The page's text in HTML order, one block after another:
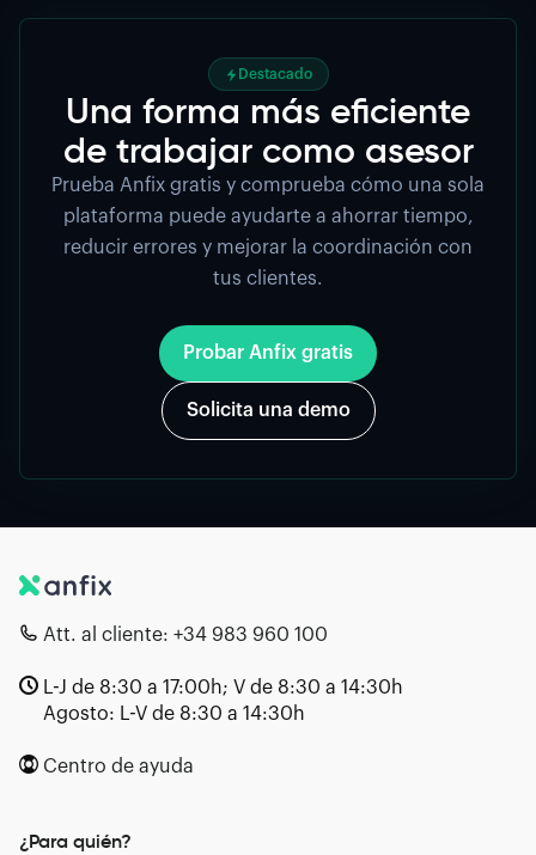
comunicación, evitar el uso de emails y
Destacado
Una forma más eficiente
de trabajar como asesor
Prueba Anfix gratis y comprueba cómo una sola
plataforma puede ayudarte a ahorrar tiempo,
reducir errores y mejorar la coordinación con
tus clientes.
Probar Anfix gratis
Solicita una demo
Att. al cliente: +34 983 960 100
L-J de 8:30 a 17:00h; V de 8:30 a 14:30h
Agosto: L-V de 8:30 a 14:30h
Centro de ayuda
¿Para quién?